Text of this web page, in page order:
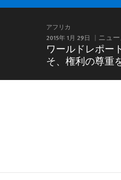
アフリカ
2015年 1月 29日
ニュ
ワールドレポー
そ、権利の尊重